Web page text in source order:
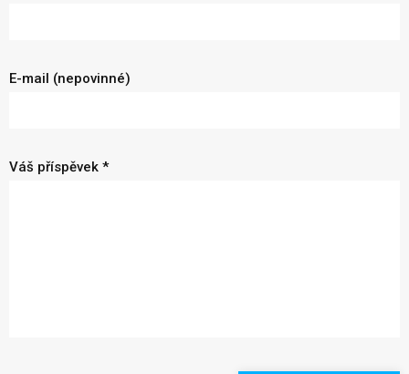
E-mail (nepovinné)
Váš příspěvek *